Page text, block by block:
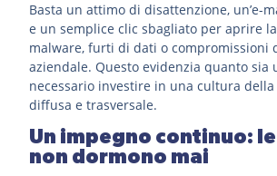
Basta un attimo di disattenzione, un’e-
e un semplice clic sbagliato per aprire
malware, furti di dati o compromissioni
aziendale. Questo evidenzia quanto sia
necessario investire in una cultura della
diffusa e trasversale.
Un impegno continuo:
non dormono mai